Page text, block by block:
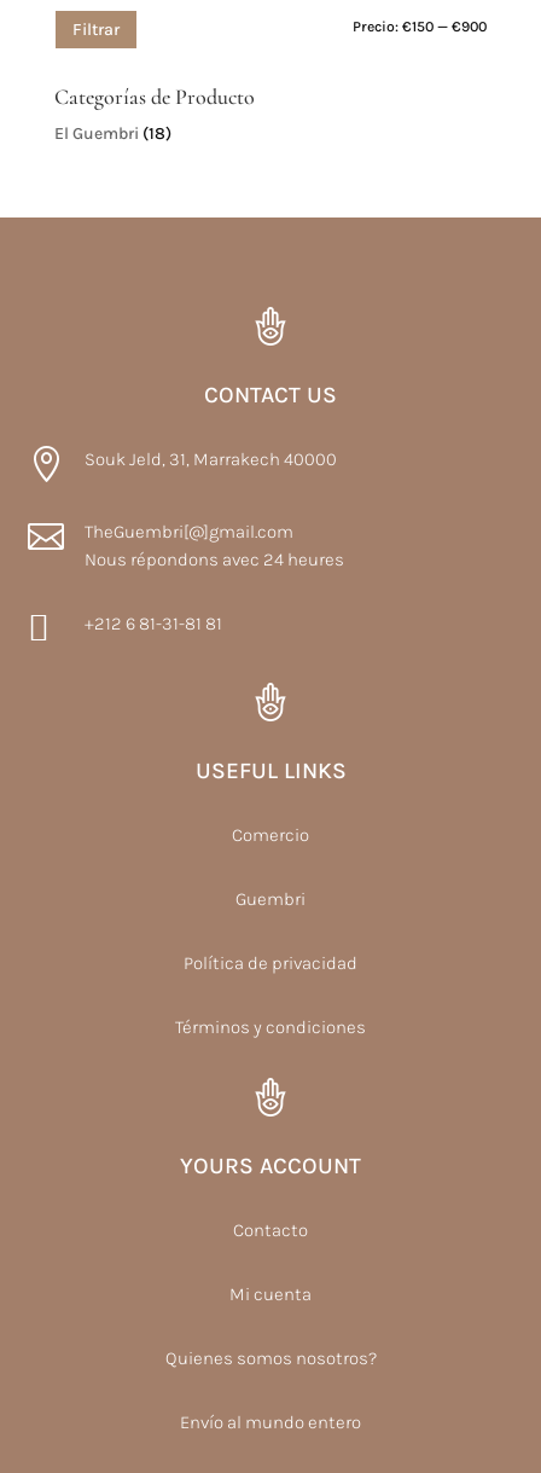
Precio
Precio
Filtrar Precio:€150 —€900
Categorías de Producto
El Guembri (18)
CONTACT US
 Souk Jeld, 31, Marrakech 40000

TheGuembri[@]gmail.com
Nous répondons avec 24 heures
 +212 6 81-31-81 81
USEFUL LINKS
Comercio
Guembri
Política de privacidad
Términos y condiciones
YOURS ACCOUNT
Contacto
Mi cuenta
Quienes somos nosotros?
Envío al mundo entero